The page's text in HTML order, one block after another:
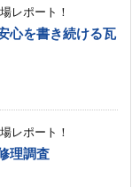
レポート！
心を書き続ける瓦
レポート！
理調査